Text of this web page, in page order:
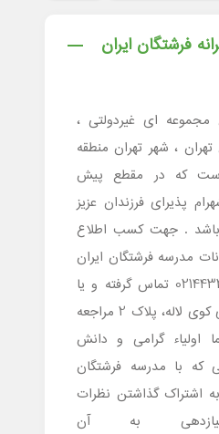
فرشتگان ایران
مجموعه ای غیردولتی ،
، شهر تهران منطقه
است که در مقطع پیش
پذیرای فرزندان عزیز
باشد . جهت کسب اطلاع
مدرسه فرشتگان ایران
با شماره تلفن 02144324737 تماس گرفته و یا
به آدرس شهران، انتهای کوی لاله، پلاک 2 مراجعه
اولیاء گرامی و دانش
که با مدرسه فرشتگان
به اشتراک گذاشتن نظرات
به آن